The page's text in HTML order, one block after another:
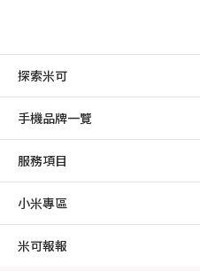
探索米可
手機品牌一覽
服務項目
小米專區
米可報報